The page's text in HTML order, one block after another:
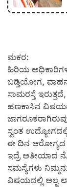
ಮಕರ:
ಹಿರಿಯ
ಬಡ್ತಿಯೋಗ,
ಸಾಮರಸ್ತೆ ಇರುತ್ತದೆ,
ಹಣಕಾಸಿನ
ಸ್ವಂತ
ಈ ದಿನ ಆರೋಗ್ಯದ
ಇದ್ರೆ ಅತೀಯಾದ
ಸಮಸ್ಯೆಗಳು
ವಿಷಯದಲ್ಲಿ ಅಲ್ಪ